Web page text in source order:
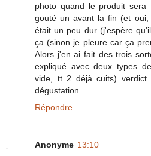
photo quand le produit
gouté un avant la fin (et
était un peu dur (j'espère
ça (sinon je pleure car ça
Alors j'en ai fait des trois
expliqué avec deux types
vide, tt 2 déjà cuits)
dégustation ...
Répondre
Anonyme 13:10